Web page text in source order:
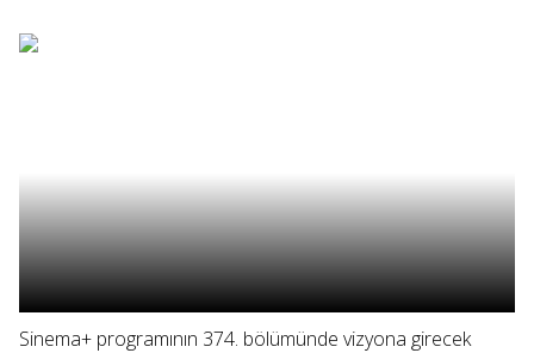
Sinema+ programının 374. bölümünde vizyona girecek